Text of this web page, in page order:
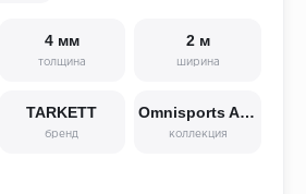
4 мм
толщина
2 м
ширина
TARKETT
бренд
Omnisports Action 40
коллекция